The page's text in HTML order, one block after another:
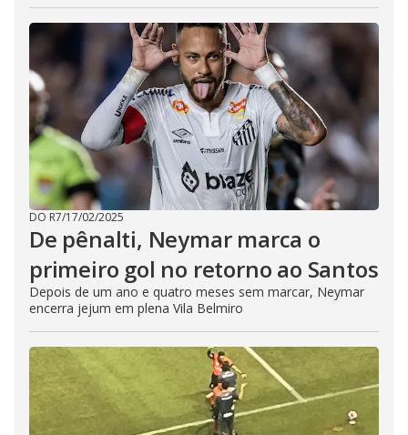
DO R7/17/02/2025
De pênalti, Neymar marca o
primeiro gol no retorno ao Santos
Depois de um ano e quatro meses sem marcar, Neymar
encerra jejum em plena Vila Belmiro